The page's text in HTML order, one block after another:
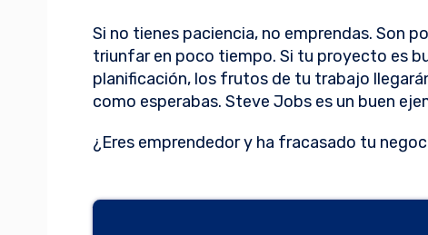
Si no tienes paciencia, no emprendas. Son
triunfar en poco tiempo. Si tu proyecto es
planificación, los frutos de tu trabajo
como esperabas. Steve Jobs es un buen
¿Eres emprendedor y ha fracasado tu